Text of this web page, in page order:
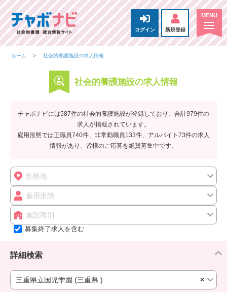
ログイン 新規登録
ホーム 社会的養護施設の求人情報
社会的養護施設の求人情報
チャボナビには587件の社会的養護施設が登録しており、合計979件の
求人が掲載されています。
雇用形態では正職員740件、非常勤職員133件、アルバイト73件の求人
情報があり、皆様のご応募を絶賛募集中です。
勤務地
雇用形態
施設種別
募集終了求人を含む
詳細検索
×
三重県立国児学園 (三重県 )